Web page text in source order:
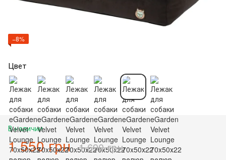
−8%
Цвет
В наличии
1 550 грн 1 690 грн